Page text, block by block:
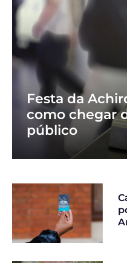
Festa da
como chegar
público